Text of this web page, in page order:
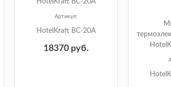
HotelKraft BC-20A
Артикул:
HotelKraft BC-20A
18370 руб.